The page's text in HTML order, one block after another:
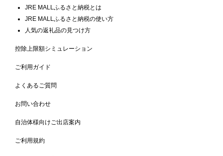
JRE MALLふるさと納税とは
JRE MALLふるさと納税の使い方
人気の返礼品の見つけ方
控除上限額シミュレーション
ご利用ガイド
よくあるご質問
お問い合わせ
自治体様向けご出店案内
ご利用規約